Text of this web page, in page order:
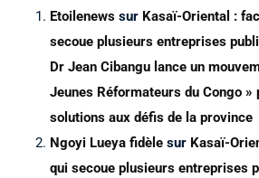
Etoilenews sur Kasaï-Oriental :
secoue plusieurs entreprises
Dr Jean Cibangu lance un
Jeunes Réformateurs du Congo »
solutions aux défis de la province
Ngoyi Lueya fidèle sur Kasaï-
qui secoue plusieurs entreprises